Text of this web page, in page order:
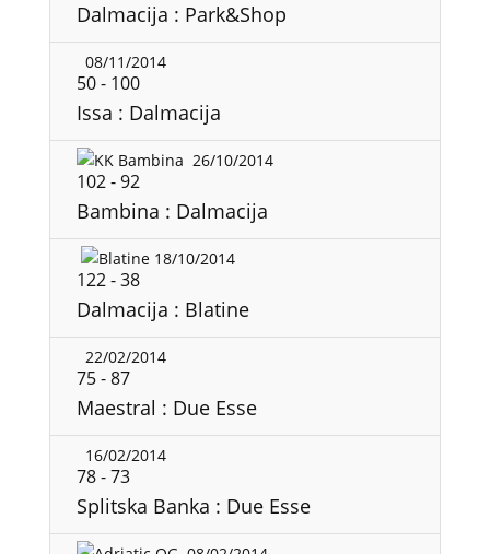
Dalmacija : Park&Shop
08/11/2014
50- 100
Issa : Dalmacija
26/10/2014
102-92
Bambina : Dalmacija
18/10/2014
122-38
Dalmacija : Blatine
22/02/2014
75-87
Maestral : Due Esse
16/02/2014
78-73
Splitska Banka : Due Esse